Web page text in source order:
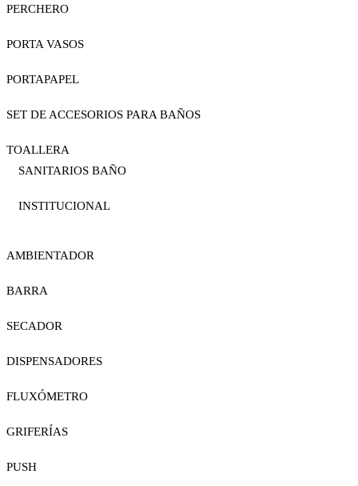
PERCHERO
PORTA VASOS
PORTAPAPEL
SET DE ACCESORIOS PARA BAÑOS
TOALLERA
SANITARIOS BAÑO
INSTITUCIONAL
AMBIENTADOR
BARRA
SECADOR
DISPENSADORES
FLUXÓMETRO
GRIFERÍAS
PUSH